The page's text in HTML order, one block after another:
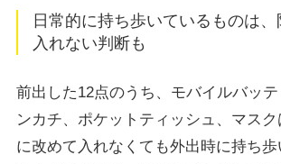
日常的に持ち歩いているものは
入れない判断も
前出した12点のうち、モバイルバッ
ンカチ、ポケットティッシュ、マス
に改めて入れなくても外出時に持ち